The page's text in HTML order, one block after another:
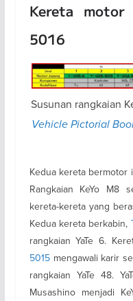
Kereta motor
5016
Susunan rangkaian
Vehicle Pictorial
Kedua kereta bermotor
Rangkaian KeYo M8
kereta-kereta yang
Kedua kereta berkabin,
rangkaian YaTe 6.
5015mengawali karir
rangkaian YaTe 48.
Musashino menjadi